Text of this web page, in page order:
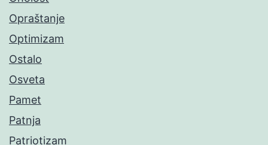
Opraštanje
Optimizam
Ostalo
Osveta
Pamet
Patnja
Patriotizam